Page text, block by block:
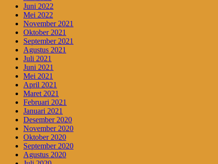
Juni 2022
Mei 2022
November 2021
Oktober 2021
September 2021
Agustus 2021
Juli 2021
Juni 2021
Mei 2021
April 2021
Maret 2021
Februari 2021
Januari 2021
Desember 2020
November 2020
Oktober 2020
September 2020
Agustus 2020